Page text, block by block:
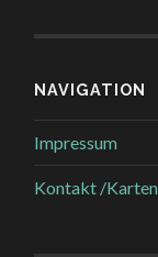
NAVIGATION
Impressum
Kontakt /Karten